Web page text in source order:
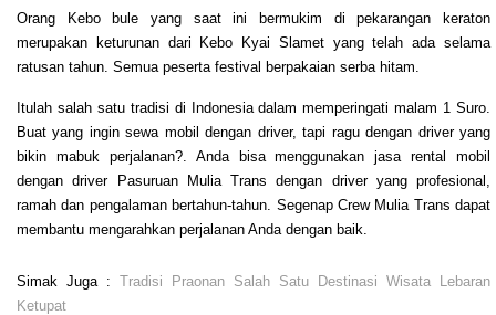
Orang Kebo bule yang saat ini bermukim di pekarangan keraton
merupakan keturunan dari Kebo Kyai Slamet yang telah ada selama
ratusan tahun. Semua peserta festival berpakaian serba hitam.
Itulah salah satu tradisi di Indonesia dalam memperingati malam 1 Suro.
Buat yang ingin sewa mobil dengan driver, tapi ragu dengan driver yang
bikin mabuk perjalanan?. Anda bisa menggunakan jasa rental mobil
dengan driver Pasuruan Mulia Trans dengan driver yang profesional,
ramah dan pengalaman bertahun-tahun. Segenap Crew Mulia Trans dapat
membantu mengarahkan perjalanan Anda dengan baik.
Simak Juga : Tradisi Praonan Salah Satu Destinasi Wisata Lebaran
Ketupat